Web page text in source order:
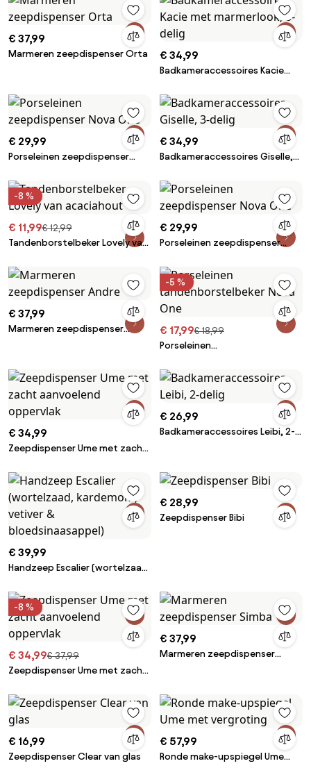
€ 37,99
Marmeren zeepdispenser Orta € 34,99
Badkameraccessoires Kacie
€ 29,99
Porseleinen zeepdispenser
€ 34,99
Badkameraccessoires Giselle,
-8 %
€ 11,99€ 12,99
Tandenborstelbeker Lovely van
€ 29,99
Porseleinen zeepdispenser
€ 37,99
Marmeren zeepdispenser
-5 %
€ 17,99€ 18,99
Porseleinen
€ 34,99
Zeepdispenser Ume met zacht
€ 26,99
Badkameraccessoires Leibi, 2-
€ 39,99
Handzeep Escalier (wortelzaad,
bloedsinaasappel)
€ 28,99
Zeepdispenser Bibi
-8 %
€ 34,99€ 37,99
Zeepdispenser Ume met zacht
€ 37,99
Marmeren zeepdispenser
€ 16,99
Zeepdispenser Clear van glas
€ 57,99
Ronde make-upspiegel Ume